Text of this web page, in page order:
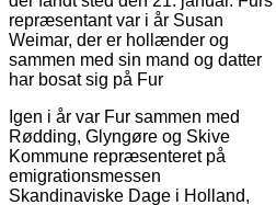
repræsentant var i år Susan
Weimar, der er hollænder og
sammen med sin mand og datter
har bosat sig på Fur
Igen i år var Fur sammen med
Rødding, Glyngøre og Skive
Kommune repræsenteret på
emigrationsmessen
Skandinaviske Dage i Holland,